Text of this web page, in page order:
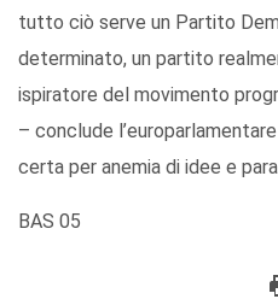
tutto ciò serve un Partito
determinato, un partito
ispiratore del movimento
– conclude
certa per anemia di idee e
BAS 05